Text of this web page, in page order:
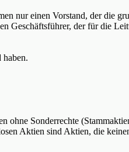
nur einen Vorstand, der die
Geschäftsführer, der für die
haben.
Sonderrechte
Aktien sind Aktien, die